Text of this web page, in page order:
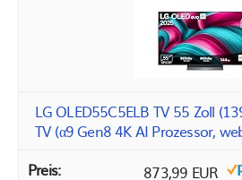
LG OLED55C5ELB TV 55 Zoll
TV (α9 Gen8 4K AI Prozessor,
873,99 EUR